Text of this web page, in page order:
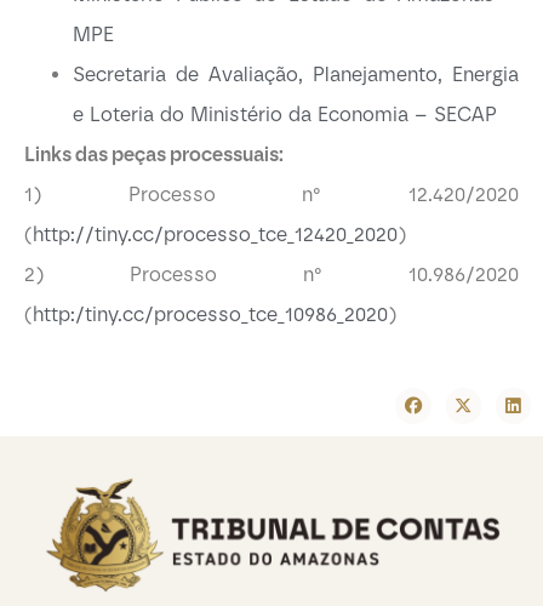
MPE
Secretaria de Avaliação, Planejamento, Energia
e Loteria do Ministério da Economia – SECAP
Links das peças processuais:
1) Processo n° 12.420/2020
(http://tiny.cc/processo_tce_12420_2020)
2) Processo n° 10.986/2020
(http:/tiny.cc/processo_tce_10986_2020)